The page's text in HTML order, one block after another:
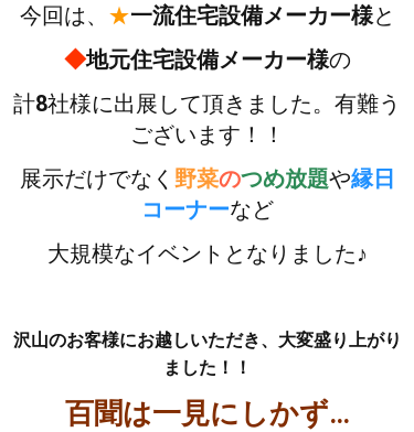
今回は、 ★一流住宅設備メーカー様と
◆地元住宅設備メーカー様の
計8社様に出展して頂きました。有難う
ございます！！
展示だけでなく 野菜のつめ放題や縁日
コーナーなど
大規模なイベントとなりました♪
沢山のお客様にお越しいただき、大変盛り上がり
ました！！
百聞は一見にしかず…